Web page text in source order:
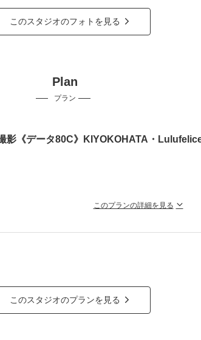
このスタジオのフォトを見る
Plan
プラン
影《データ80C》KIYOKOHATA・
このプランの詳細を見る
がおすすめ！ウェディングもカラードレスも！
アルバム データ 80カット
このスタジオのプランを見る